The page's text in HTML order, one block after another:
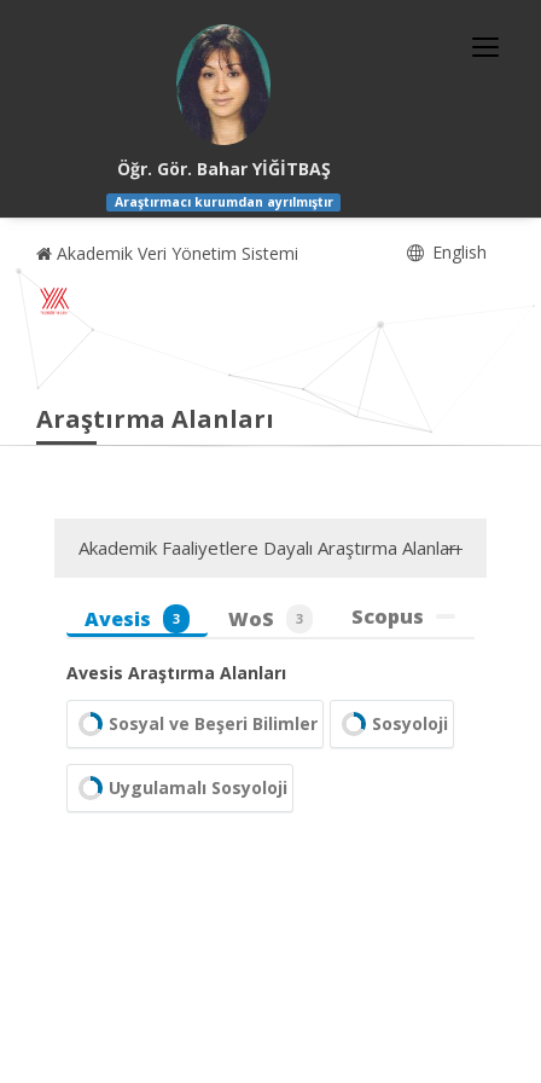
Öğr. Gör. Bahar YİĞİTBAŞ
Araştırmacı kurumdan ayrılmıştır
Akademik Veri Yönetim Sistemi English
Araştırma Alanları
Akademik Faaliyetlere Dayalı Araştırma Alanları
Avesis 3 WoS 3 Scopus
Avesis Araştırma Alanları
Sosyal ve Beşeri Bilimler Sosyoloji
Uygulamalı Sosyoloji